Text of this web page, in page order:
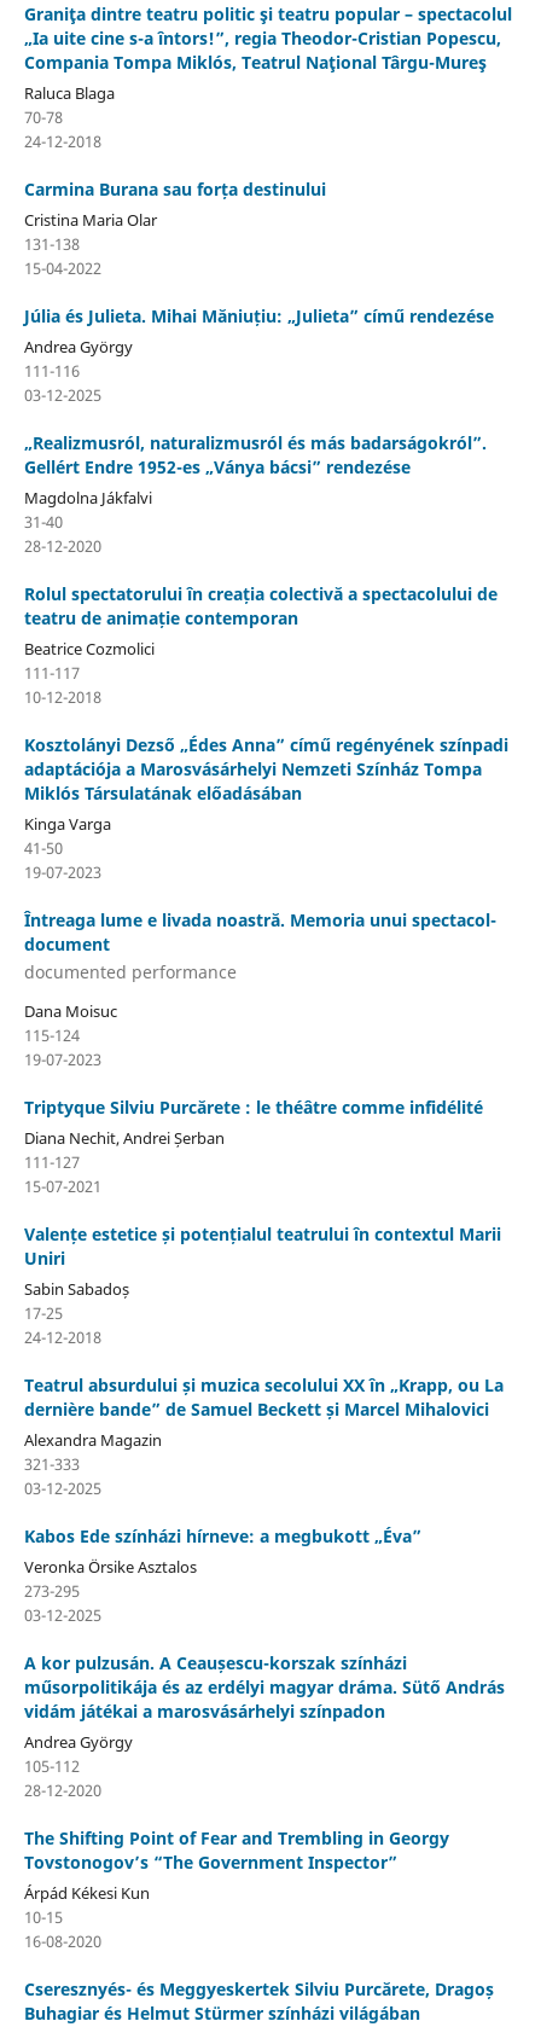
Graniţa dintre teatru politic şi teatru popular – spectacolul
„Ia uite cine s-a întors!”, regia Theodor-Cristian Popescu,
Compania Tompa Miklós, Teatrul Naţional Târgu-Mureş
Raluca Blaga
70-78
24-12-2018
Carmina Burana sau forța destinului
Cristina Maria Olar
131-138
15-04-2022
Júlia és Julieta. Mihai Măniuțiu: „Julieta” című rendezése
Andrea György
111-116
03-12-2025
„Realizmusról, naturalizmusról és más badarságokról”.
Gellért Endre 1952-es „Ványa bácsi” rendezése
Magdolna Jákfalvi
31-40
28-12-2020
Rolul spectatorului în creația colectivă a spectacolului de
teatru de animație contemporan
Beatrice Cozmolici
111-117
10-12-2018
Kosztolányi Dezső „Édes Anna” című regényének színpadi
adaptációja a Marosvásárhelyi Nemzeti Színház Tompa
Miklós Társulatának előadásában
Kinga Varga
41-50
19-07-2023
Întreaga lume e livada noastră. Memoria unui spectacol-
document
documented performance
Dana Moisuc
115-124
19-07-2023
Triptyque Silviu Purcărete : le théâtre comme infidélité
Diana Nechit, Andrei Șerban
111-127
15-07-2021
Valențe estetice și potențialul teatrului în contextul Marii
Uniri
Sabin Sabadoș
17-25
24-12-2018
Teatrul absurdului și muzica secolului XX în „Krapp, ou La
dernière bande” de Samuel Beckett și Marcel Mihalovici
Alexandra Magazin
321-333
03-12-2025
Kabos Ede színházi hírneve: a megbukott „Éva”
Veronka Örsike Asztalos
273-295
03-12-2025
A kor pulzusán. A Ceaușescu-korszak színházi
műsorpolitikája és az erdélyi magyar dráma. Sütő András
vidám játékai a marosvásárhelyi színpadon
Andrea György
105-112
28-12-2020
The Shifting Point of Fear and Trembling in Georgy
Tovstonogov’s “The Government Inspector”
Árpád Kékesi Kun
10-15
16-08-2020
Cseresznyés- és Meggyeskertek Silviu Purcărete, Dragoș
Buhagiar és Helmut Stürmer színházi világában